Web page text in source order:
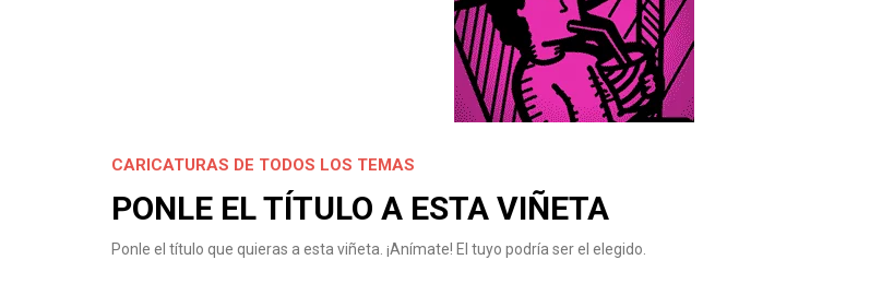
CARICATURAS DE TODOS LOS TEMAS
PONLE EL TÍTULO A ESTA VIÑETA
Ponle el título que quieras a esta viñeta. ¡Anímate! El tuyo podría ser el elegido.